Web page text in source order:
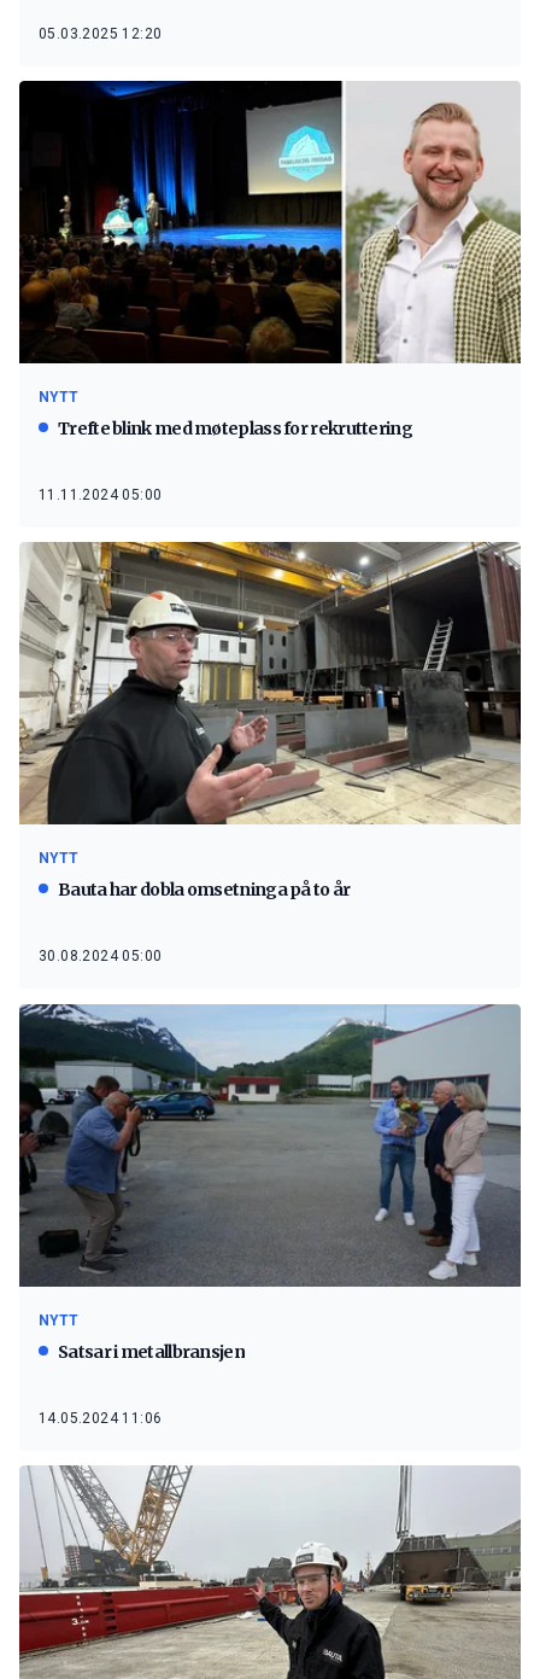
05.03.2025 12:20
NYTT
Trefte blink med møteplass for rekruttering
11.11.2024 05:00
NYTT
Bauta har dobla omsetninga på to år
30.08.2024 05:00
NYTT
Satsar i metallbransjen
14.05.2024 11:06